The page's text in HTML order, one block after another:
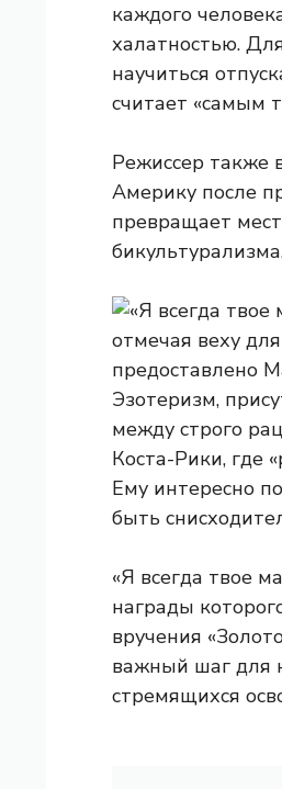
каждого
халатностью.
научиться
считает «самым
Режиссер также
Америку после
превращает
Эзотеризм,
между строго
Коста-Рики, где
Ему интересно
быть
«Я всегда твое
награды
вручения
важный шаг для
стремящихся